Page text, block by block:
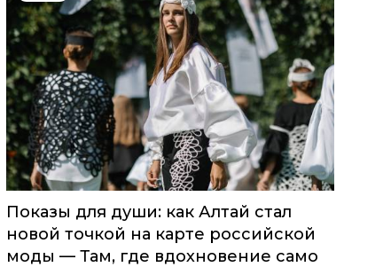
Показы для души: как Алтай стал
новой точкой на карте российской
моды — Там, где вдохновение само